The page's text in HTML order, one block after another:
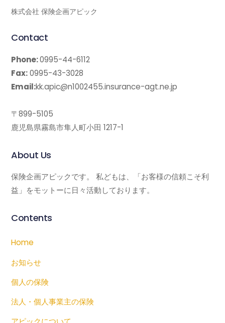
株式会社 保険企画アピック
Contact
Phone:0995-44-6112
Fax:0995-43-3028
Email:kk.apic@n1002455.insurance-agt.ne.jp
〒899-5105
鹿児島県霧島市隼人町小田 1217-1
About Us
保険企画アピックです。 私どもは、「お客様の信頼こそ利
益」をモットーに日々活動しております。
Contents
Home
お知らせ
個人の保険
法人・個人事業主の保険